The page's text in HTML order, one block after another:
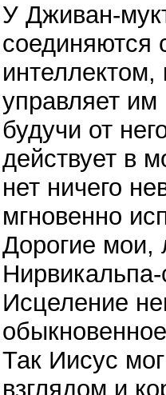
У Дживан-
соединяются
управляет им
будучи от
действует в
нет ничего
мгновенно
Дорогие мои,
Исцеление
Так Иисус
взглядом и